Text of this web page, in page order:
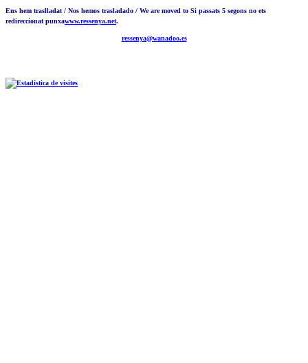
Ens hem traslladat / Nos hemos trasladado / We are moved to Si passats 5 segons no ets
redireccionat punxawww.ressenya.net.
ressenya@wanadoo.es